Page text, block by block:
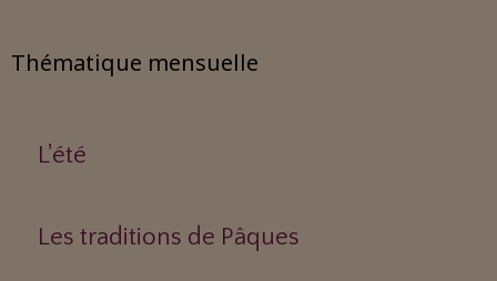
Thématique mensuelle
L'été
Les traditions de Pâques